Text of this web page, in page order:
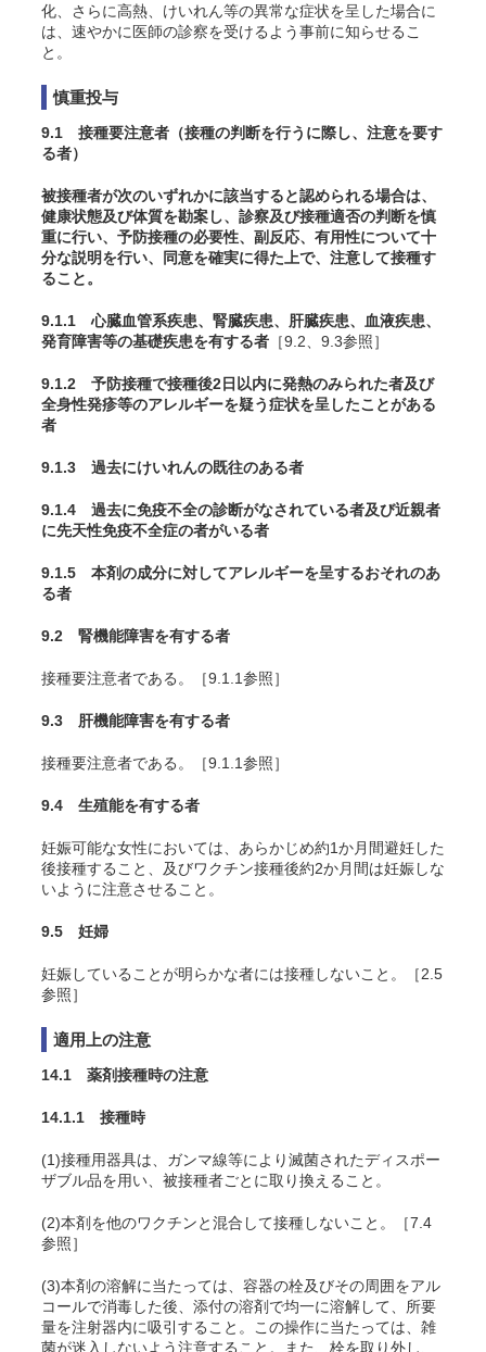
化、さらに高熱、けいれん等の異常な症状を呈した場合に
は、速やかに医師の診察を受けるよう事前に知らせるこ
と。
慎重投与
9.1 接種要注意者（接種の判断を行うに際し、注意を要す
る者）
被接種者が次のいずれかに該当すると認められる場合は、
健康状態及び体質を勘案し、診察及び接種適否の判断を慎
重に行い、予防接種の必要性、副反応、有用性について十
分な説明を行い、同意を確実に得た上で、注意して接種す
ること。
9.1.1 心臓血管系疾患、腎臓疾患、肝臓疾患、血液疾患、
発育障害等の基礎疾患を有する者 ［9.2、9.3参照］
9.1.2 予防接種で接種後2日以内に発熱のみられた者及び
全身性発疹等のアレルギーを疑う症状を呈したことがある
者
9.1.3 過去にけいれんの既往のある者
9.1.4 過去に免疫不全の診断がなされている者及び近親者
に先天性免疫不全症の者がいる者
9.1.5 本剤の成分に対してアレルギーを呈するおそれのあ
る者
9.2 腎機能障害を有する者
接種要注意者である。［9.1.1参照］
9.3 肝機能障害を有する者
接種要注意者である。［9.1.1参照］
9.4 生殖能を有する者
妊娠可能な女性においては、あらかじめ約1か月間避妊した
後接種すること、及びワクチン接種後約2か月間は妊娠しな
いように注意させること。
9.5 妊婦
妊娠していることが明らかな者には接種しないこと。［2.5
参照］
適用上の注意
14.1 薬剤接種時の注意
14.1.1 接種時
(1)接種用器具は、ガンマ線等により滅菌されたディスポー
ザブル品を用い、被接種者ごとに取り換えること。
(2)本剤を他のワクチンと混合して接種しないこと。［7.4
参照］
(3)本剤の溶解に当たっては、容器の栓及びその周囲をアル
コールで消毒した後、添付の溶剤で均一に溶解して、所要
量を注射器内に吸引すること。この操作に当たっては、雑
菌が迷入しないよう注意すること。また、栓を取り外し、